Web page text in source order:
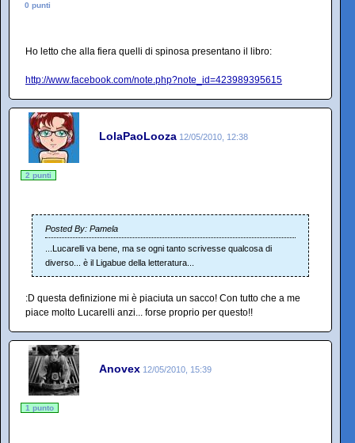
0 punti
Ho letto che alla fiera quelli di spinosa presentano il libro:
http://www.facebook.com/note.php?note_id=423989395615
LolaPaoLooza 12/05/2010, 12:38
2 punti
Posted By: Pamela
...Lucarelli va bene, ma se ogni tanto scrivesse qualcosa di
diverso... è il Ligabue della letteratura...
:D questa definizione mi è piaciuta un sacco! Con tutto che a me
piace molto Lucarelli anzi... forse proprio per questo!!
Anovex 12/05/2010, 15:39
1 punto